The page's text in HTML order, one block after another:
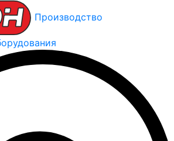
Производство